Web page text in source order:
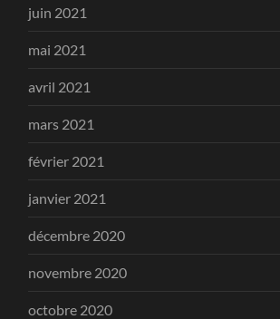
juin 2021
mai 2021
avril 2021
mars 2021
février 2021
janvier 2021
décembre 2020
novembre 2020
octobre 2020